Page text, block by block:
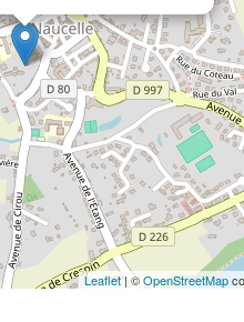
Leaflet| ©OpenStreetMap